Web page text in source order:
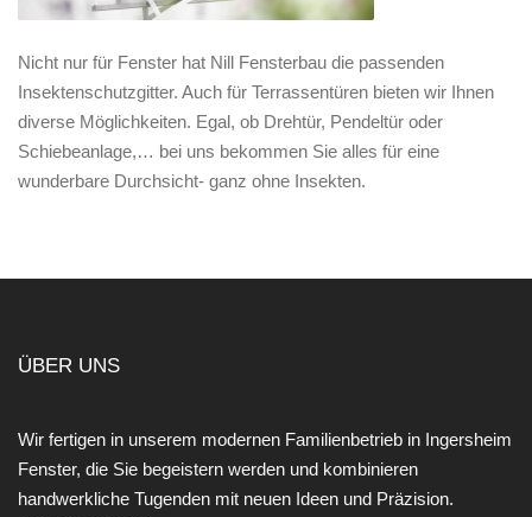
Nicht nur für Fenster hat Nill Fensterbau die passenden
Insektenschutzgitter. Auch für Terrassentüren bieten wir Ihnen
diverse Möglichkeiten. Egal, ob Drehtür, Pendeltür oder
Schiebeanlage,… bei uns bekommen Sie alles für eine
wunderbare Durchsicht- ganz ohne Insekten.
ÜBER UNS
Wir fertigen in unserem modernen Familienbetrieb in Ingersheim
Fenster, die Sie begeistern werden und kombinieren
handwerkliche Tugenden mit neuen Ideen und Präzision.